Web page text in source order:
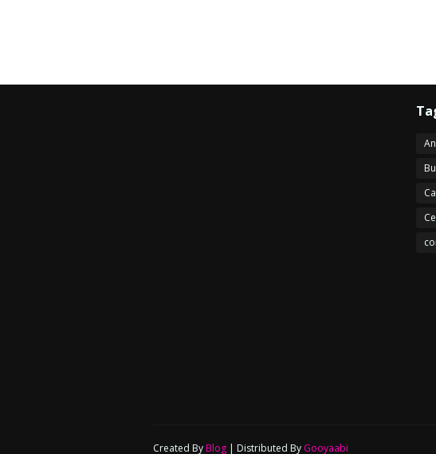
Created By Blog | Distributed By Gooyaabi